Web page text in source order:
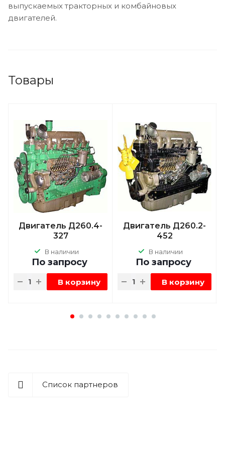
выпускаемых тракторных и комбайновых
двигателей.
Товары
Двигатель Д260.4-
327
В наличии
По запросу
В корзину
Двигатель Д260.2-
452
В наличии
По запросу
В корзину
Список партнеров